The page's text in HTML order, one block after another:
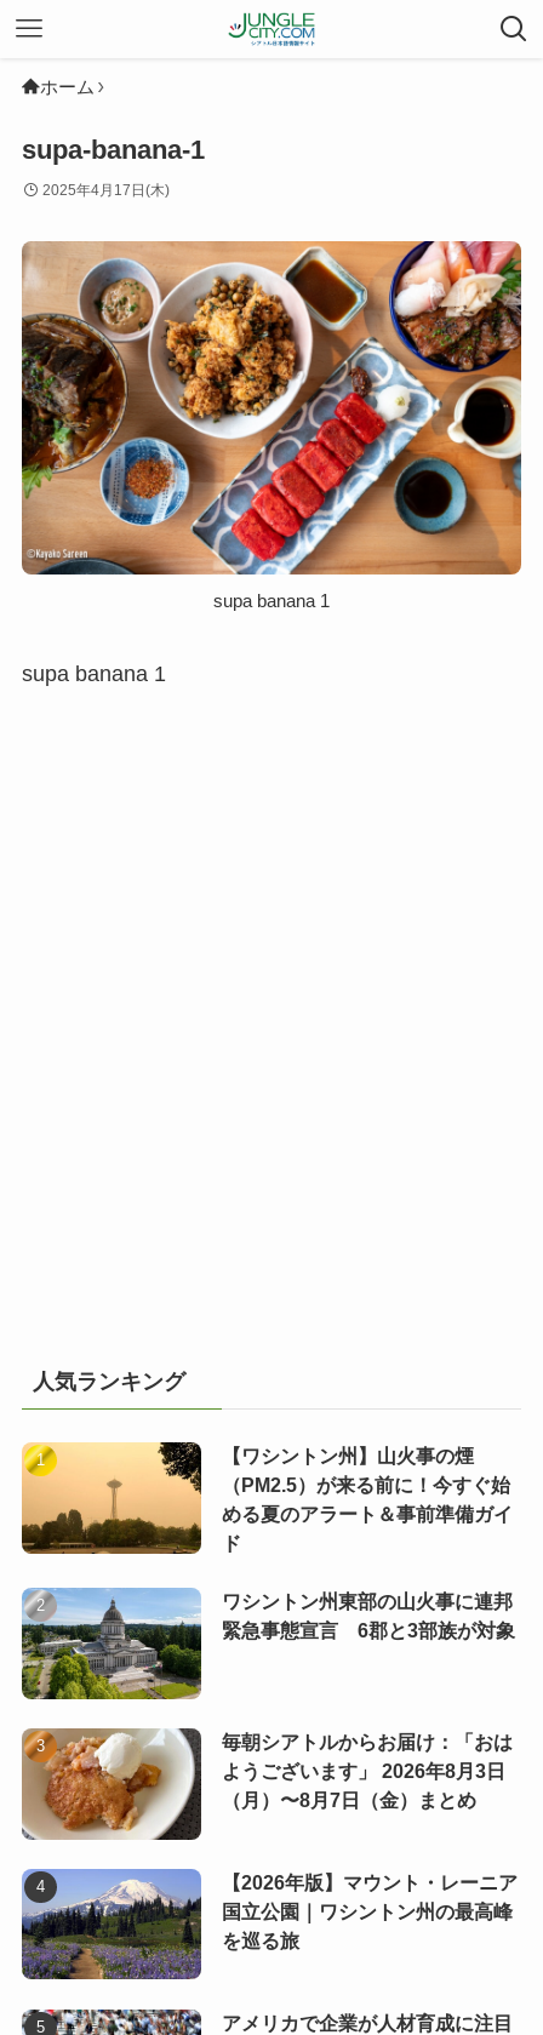
ホーム
supa-banana-1
2025年4月17日(木)
supa banana 1
supa banana 1
人気ランキング
【ワシントン州】山火事の煙
（PM2.5）が来る前に！今すぐ始
める夏のアラート＆事前準備ガイ
ド
ワシントン州東部の山火事に連邦
緊急事態宣言 6郡と3部族が対象
毎朝シアトルからお届け：「おは
ようございます」 2026年8月3日
（月）〜8月7日（金）まとめ
【2026年版】マウント・レーニア
国立公園｜ワシントン州の最高峰
を巡る旅
アメリカで企業が人材育成に注目